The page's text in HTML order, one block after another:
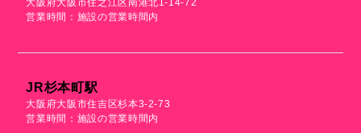
大阪府大阪市住之江区南港北1-14-72
営業時間：施設の営業時間内
JR杉本町駅
大阪府大阪市住吉区杉本3-2-73
営業時間：施設の営業時間内